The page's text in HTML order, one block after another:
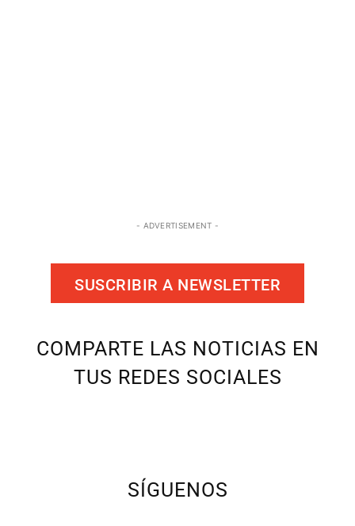
- ADVERTISEMENT -
SUSCRIBIR A NEWSLETTER
COMPARTE LAS NOTICIAS EN
TUS REDES SOCIALES
SÍGUENOS